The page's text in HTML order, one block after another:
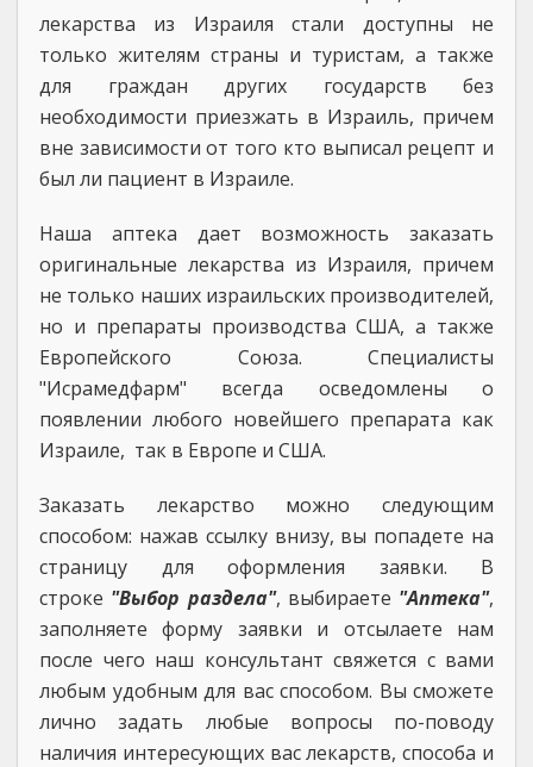
лекарства из Израиля cтали доступны не
только жителям страны и туристам, а также
для граждан других государств без
необходимости приезжать в Израиль, причем
вне зависимости от того кто выписал рецепт и
был ли пациент в Израиле.
Наша аптека дает возможность заказать
оригинальные лекарства из Израиля, причем
не только наших израильских производителей,
но и препараты производства США, а также
Европейского Союза. Специалисты
"Исрамедфарм" всегда осведомлены о
появлении любого новейшего препарата как
Израиле, так в Европе и США.
Заказать лекарство можно следующим
способом: нажав cсылку внизу, вы попадете на
страницу для оформления заявки. В
строке "Выбор раздела", выбираете "Аптека",
заполняете форму заявки и отсылаете нам
после чего наш консультант свяжется с вами
любым удобным для вас способом. Вы сможете
лично задать любые вопросы по-поводу
наличия интересующих вас лекарств, способа и